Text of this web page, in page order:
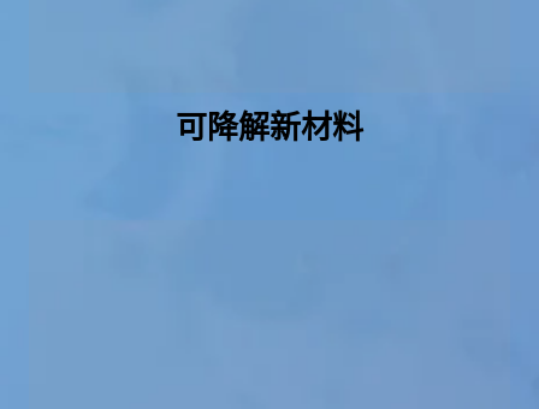
可降解新材料